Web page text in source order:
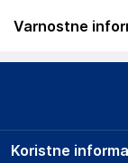
Varnostne
Podatki o
3mk
Koristne